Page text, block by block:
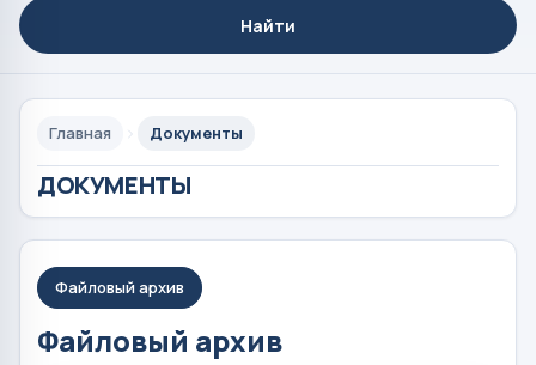
Найти
Главная Документы
ДОКУМЕНТЫ
Файловый архив
Файловый архив